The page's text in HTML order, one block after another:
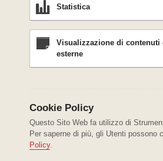
Statistica
Visualizzazione di contenuti
esterne
Cookie Policy
Questo Sito Web fa utilizzo di
Per saperne di più, gli Utenti possono
Policy.